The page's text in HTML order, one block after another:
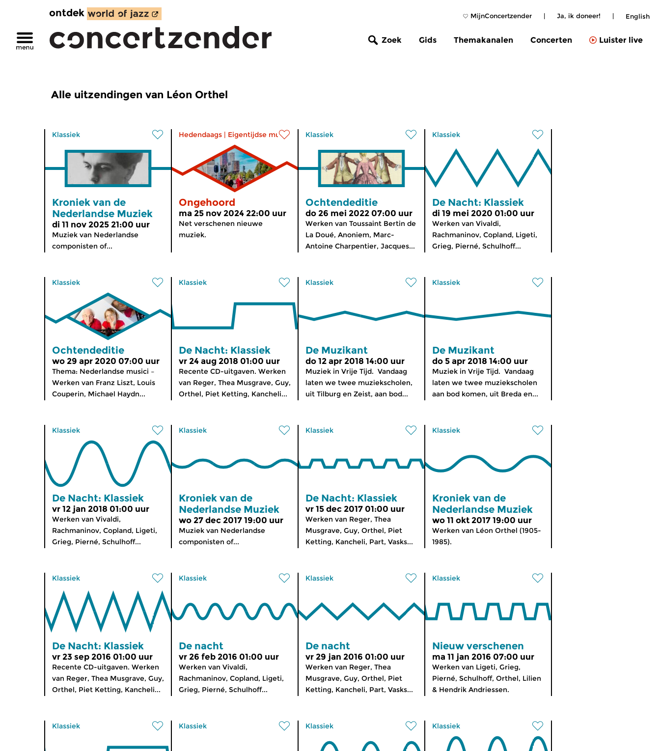
MijnConcertzender | Ja, ik doneer! | English
ontdek
Zoek Gids Themakanalen Concerten Luister live
Alle uitzendingen van Léon Orthel
Klassiek
Kroniek van de
Nederlandse Muziek
di 11 nov 2025 21:00 uur
Muziek van Nederlandse
componisten of...
Hedendaags | Eigentijdse muziek
Ongehoord
ma 25 nov 2024 22:00 uur
Net verschenen nieuwe
muziek.
Klassiek
Ochtendeditie
do 26 mei 2022 07:00 uur
Werken van Toussaint Bertin de
La Doué, Anoniem, Marc-
Antoine Charpentier, Jacques...
Klassiek
De Nacht: Klassiek
di 19 mei 2020 01:00 uur
Werken van Vivaldi,
Rachmaninov, Copland, Ligeti,
Grieg, Pierné, Schulhoff...
Klassiek
Ochtendeditie
wo 29 apr 2020 07:00 uur
Thema: Nederlandse musici –
Werken van Franz Liszt, Louis
Couperin, Michael Haydn...
Klassiek
De Nacht: Klassiek
vr 24 aug 2018 01:00 uur
Recente CD-uitgaven. Werken
van Reger, Thea Musgrave, Guy,
Orthel, Piet Ketting, Kancheli...
Klassiek
De Muzikant
do 12 apr 2018 14:00 uur
Muziek in Vrije Tijd. Vandaag
laten we twee muziekscholen,
uit Tilburg en Zeist, aan bod...
Klassiek
De Muzikant
do 5 apr 2018 14:00 uur
Muziek in Vrije Tijd. Vandaag
laten we twee muziekscholen
aan bod komen, uit Breda en...
Klassiek
De Nacht: Klassiek
vr 12 jan 2018 01:00 uur
Werken van Vivaldi,
Rachmaninov, Copland, Ligeti,
Grieg, Pierné, Schulhoff...
Klassiek
Kroniek van de
Nederlandse Muziek
wo 27 dec 2017 19:00 uur
Muziek van Nederlandse
componisten of...
Klassiek
De Nacht: Klassiek
vr 15 dec 2017 01:00 uur
Werken van Reger, Thea
Musgrave, Guy, Orthel, Piet
Ketting, Kancheli, Part, Vasks...
Klassiek
Kroniek van de
Nederlandse Muziek
wo 11 okt 2017 19:00 uur
Werken van Léon Orthel (1905-
1985).
Klassiek
De Nacht: Klassiek
vr 23 sep 2016 01:00 uur
Recente CD-uitgaven. Werken
van Reger, Thea Musgrave, Guy,
Orthel, Piet Ketting, Kancheli...
Klassiek
De nacht
vr 26 feb 2016 01:00 uur
Werken van Vivaldi,
Rachmaninov, Copland, Ligeti,
Grieg, Pierné, Schulhoff...
Klassiek
De nacht
vr 29 jan 2016 01:00 uur
Werken van Reger, Thea
Musgrave, Guy, Orthel, Piet
Ketting, Kancheli, Part, Vasks...
Klassiek
Nieuw verschenen
ma 11 jan 2016 07:00 uur
Werken van Ligeti, Grieg,
Pierné, Schulhoff, Orthel, Lilien
& Hendrik Andriessen.
Klassiek Klassiek Klassiek Klassiek